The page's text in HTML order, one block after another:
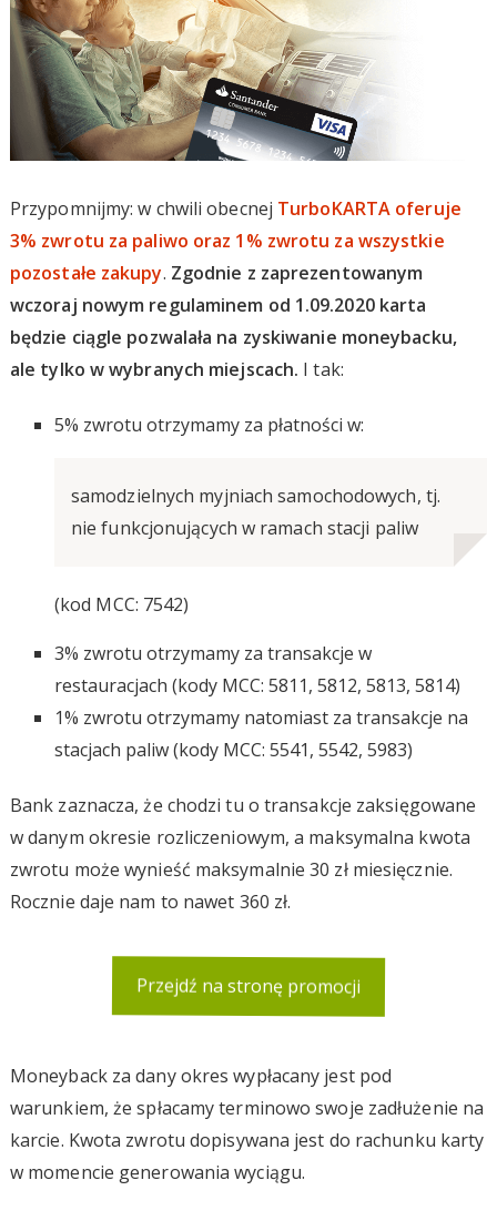
Przypomnijmy: w chwili obecnej TurboKARTA oferuje
3% zwrotu za paliwo oraz 1% zwrotu za wszystkie
pozostałe zakupy. Zgodnie z zaprezentowanym
wczoraj nowym regulaminem od 1.09.2020 karta
będzie ciągle pozwalała na zyskiwanie moneybacku,
ale tylko w wybranych miejscach. I tak:
5% zwrotu otrzymamy za płatności w:
samodzielnych myjniach samochodowych, tj.
nie funkcjonujących w ramach stacji paliw
(kod MCC: 7542)
3% zwrotu otrzymamy za transakcje w
restauracjach (kody MCC: 5811, 5812, 5813, 5814)
1% zwrotu otrzymamy natomiast za transakcje na
stacjach paliw (kody MCC: 5541, 5542, 5983)
Bank zaznacza, że chodzi tu o transakcje zaksięgowane
w danym okresie rozliczeniowym, a maksymalna kwota
zwrotu może wynieść maksymalnie 30 zł miesięcznie.
Rocznie daje nam to nawet 360 zł.
Przejdź na stronę promocji
Moneyback za dany okres wypłacany jest pod
warunkiem, że spłacamy terminowo swoje zadłużenie na
karcie. Kwota zwrotu dopisywana jest do rachunku karty
w momencie generowania wyciągu.